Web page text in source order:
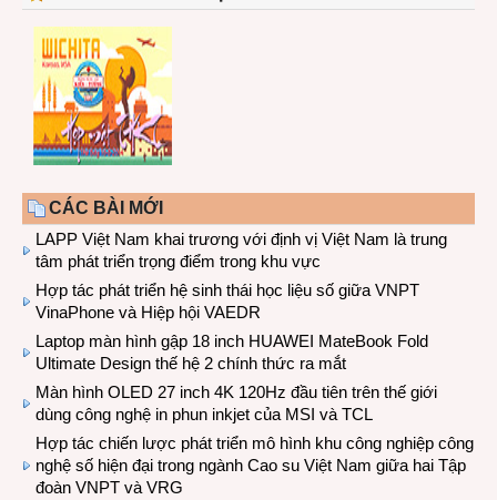
CÁC BÀI MỚI
LAPP Việt Nam khai trương với định vị Việt Nam là trung
tâm phát triển trọng điểm trong khu vực
Hợp tác phát triển hệ sinh thái học liệu số giữa VNPT
VinaPhone và Hiệp hội VAEDR
Laptop màn hình gập 18 inch HUAWEI MateBook Fold
Ultimate Design thế hệ 2 chính thức ra mắt
Màn hình OLED 27 inch 4K 120Hz đầu tiên trên thế giới
dùng công nghệ in phun inkjet của MSI và TCL
Hợp tác chiến lược phát triển mô hình khu công nghiệp công
nghệ số hiện đại trong ngành Cao su Việt Nam giữa hai Tập
đoàn VNPT và VRG